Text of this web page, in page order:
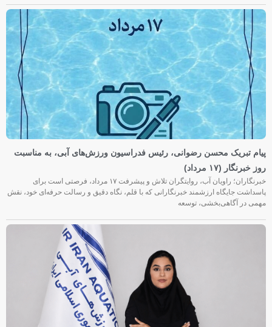
پیام تبریک محسن رضوانی، رئیس فدراسیون ورزش‌های آبی، به مناسبت
روز خبرنگار (۱۷ مرداد)
خبرنگاران؛ راویان آب، روایتگران تلاش و پیشرفت ۱۷ مرداد، فرصتی است برای
پاسداشت جایگاه ارزشمند خبرنگارانی که با قلم، نگاه دقیق و رسالت حرفه‌ای خود، نقش
مهمی در آگاهی‌بخشی، توسعه